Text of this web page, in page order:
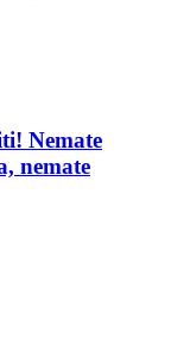
Nemate
nemate